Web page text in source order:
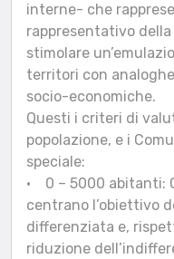
interne- che
rappresentativo
stimolare
territori con
socio-economiche.
Questi i criteri di
popolazione, e i
speciale:
• 0 – 5000 abitanti:
centrano l’obiettivo
differenziata e,
riduzione